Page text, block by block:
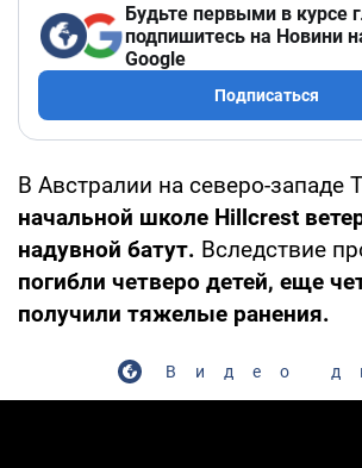
Будьте первыми в курсе
подпишитесь на Новини
Google
Подписаться
В Австралии на северо-западе
начальной школе Hillcrest
надувной батут. Вследствие
погибли четверо детей, еще
получили тяжелые ранения.
Видео